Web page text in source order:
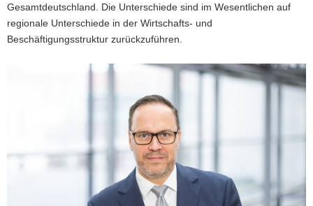
Gesamtdeutschland. Die Unterschiede sind im Wesentlichen auf
regionale Unterschiede in der Wirtschafts- und
Beschäftigungsstruktur zurückzuführen.